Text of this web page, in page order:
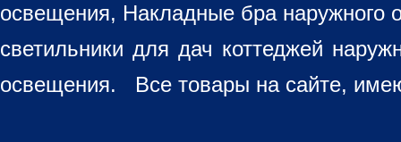
освещения, Накладные бра наружного
светильники для дач коттеджей
освещения. Все товары на сайте,